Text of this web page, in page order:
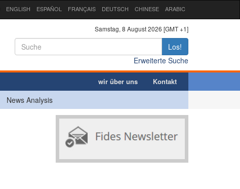
ENGLISH ESPAÑOL FRANÇAIS DEUTSCH CHINESE ARABIC
Samstag, 8 August 2026 [GMT +1]
Los!
Erweiterte Suche
wir über uns Kontakt
News Analysis